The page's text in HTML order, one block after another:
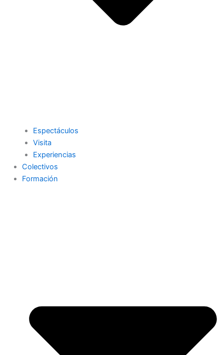
Espectáculos
Visita
Experiencias
Colectivos
Formación